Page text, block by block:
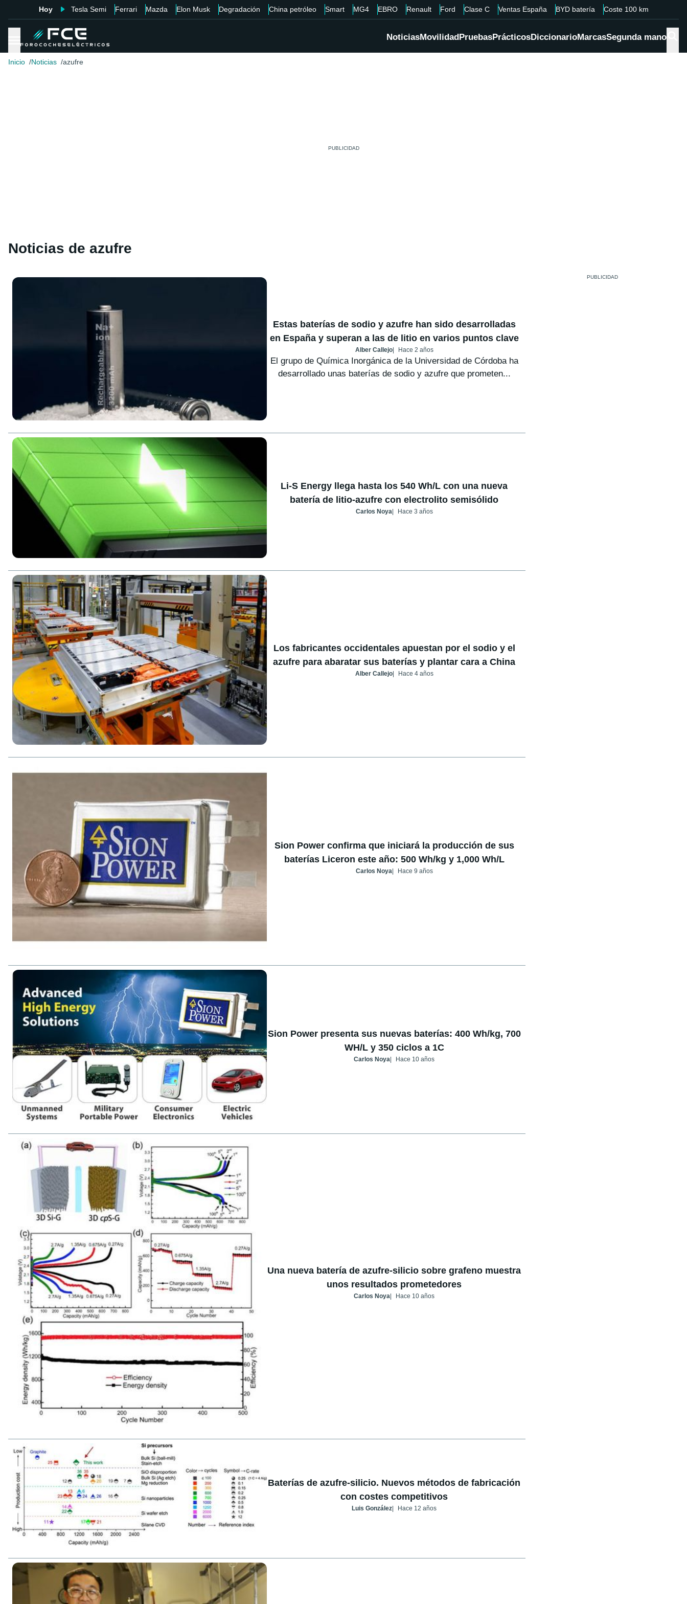
Hoy Tesla Semi Ferrari Mazda Elon Musk Degradación China petróleo Smart MG4 EBRO Renault Ford Clase C Ventas España BYD batería Coste 100 km
NoticiasMovilidadPruebasPrácticosDiccionarioMarcasSegunda mano
Inicio Noticias azufre
Noticias de azufre
Estas baterías de sodio y azufre han sido desarrolladas
en España y superan a las de litio en varios puntos clave
Alber Callejo Hace 2 años
El grupo de Química Inorgánica de la Universidad de Córdoba ha
desarrollado unas baterías de sodio y azufre que prometen...
Li-S Energy llega hasta los 540 Wh/L con una nueva
batería de litio-azufre con electrolito semisólido
Carlos Noya Hace 3 años
Los fabricantes occidentales apuestan por el sodio y el
azufre para abaratar sus baterías y plantar cara a China
Alber Callejo Hace 4 años
Sion Power confirma que iniciará la producción de sus
baterías Liceron este año: 500 Wh/kg y 1,000 Wh/L
Carlos Noya Hace 9 años
Sion Power presenta sus nuevas baterías: 400 Wh/kg, 700
WH/L y 350 ciclos a 1C
Carlos Noya Hace 10 años
Una nueva batería de azufre-silicio sobre grafeno muestra
unos resultados prometedores
Carlos Noya Hace 10 años
Baterías de azufre-silicio. Nuevos métodos de fabricación
con costes competitivos
Luis González Hace 12 años